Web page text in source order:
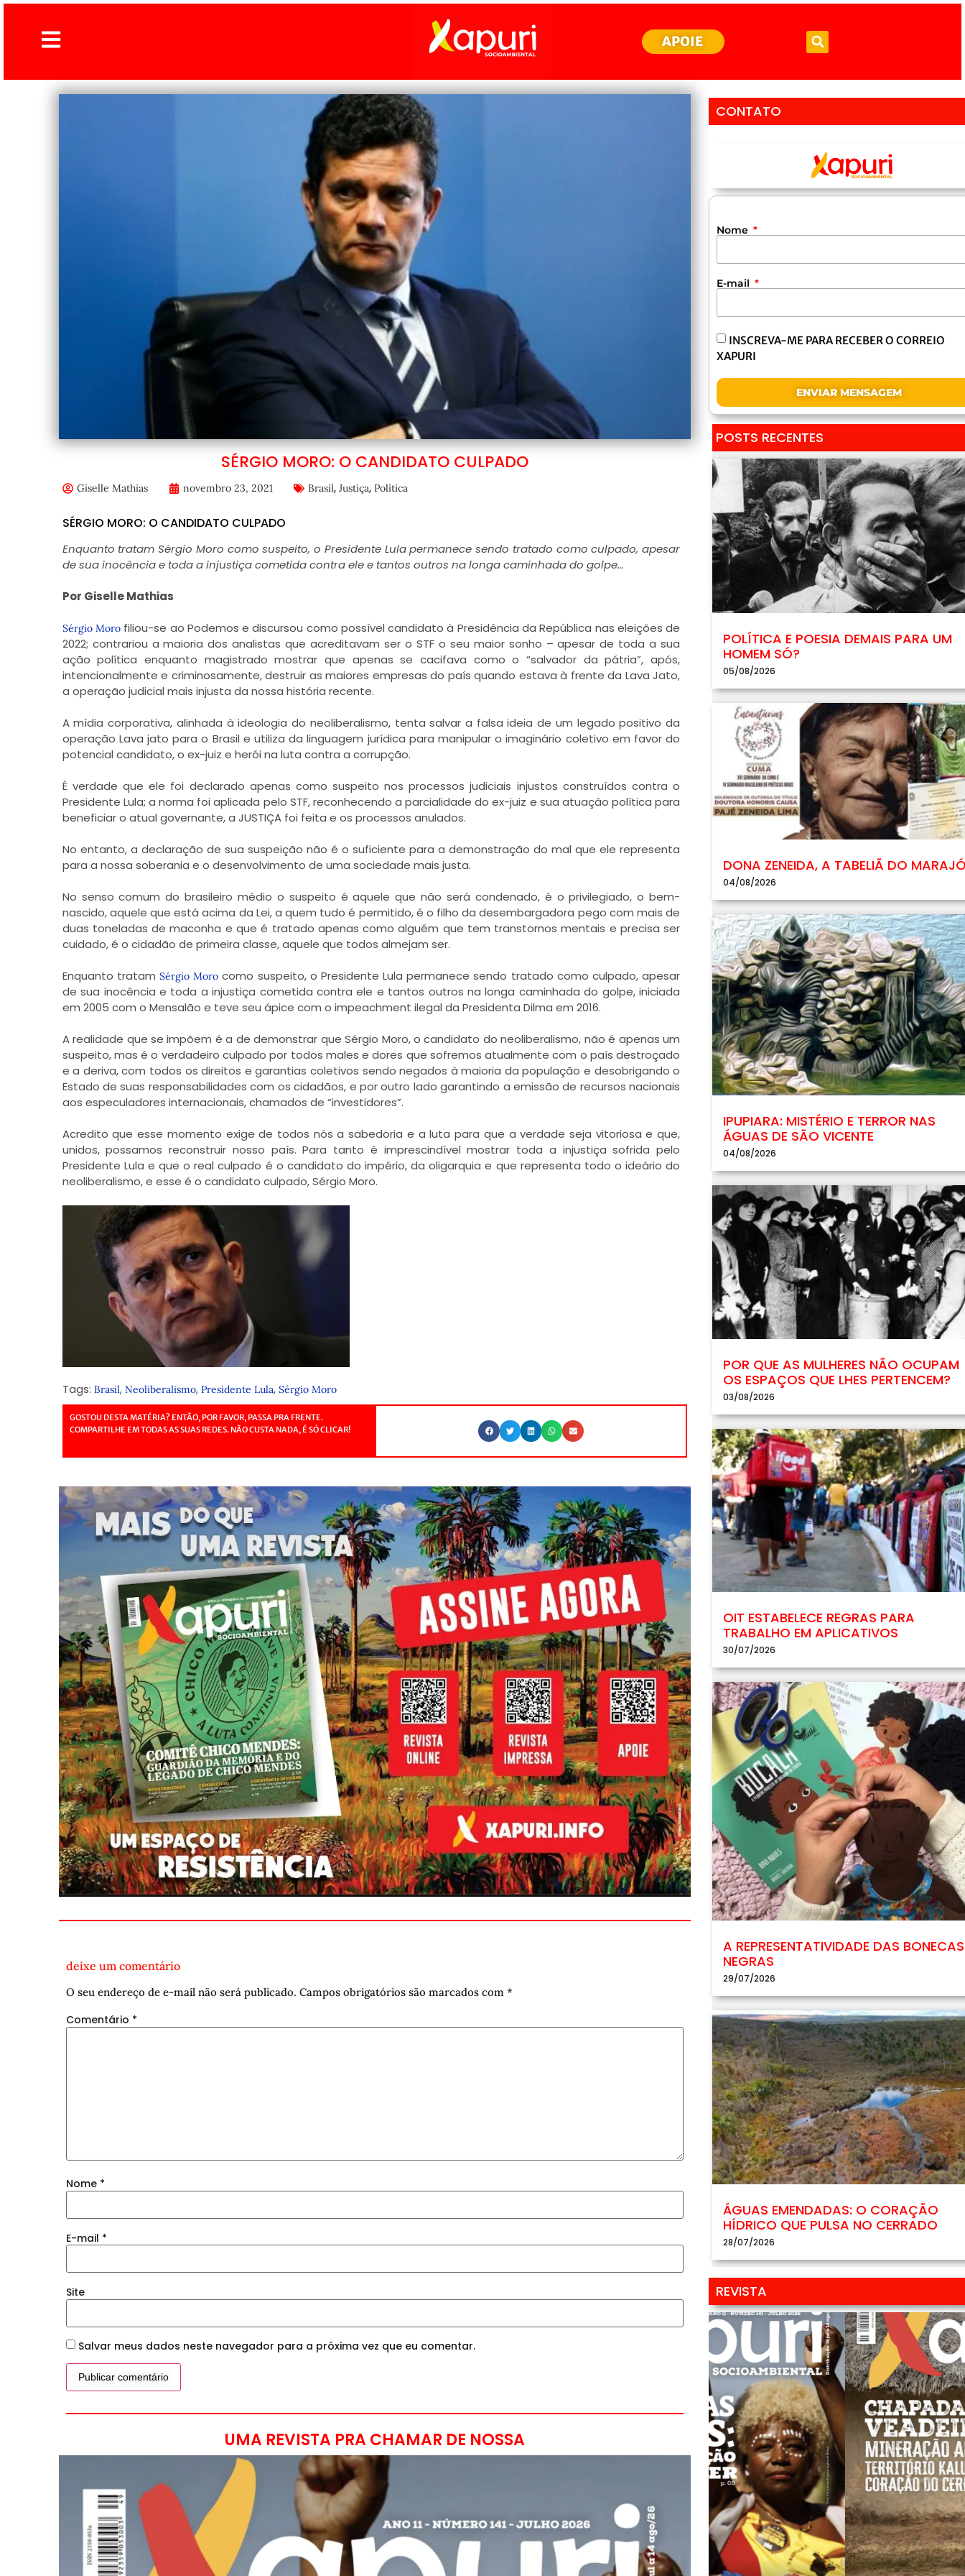
APOIE
SÉRGIO MORO: O CANDIDATO CULPADO
Giselle Mathias novembro 23, 2021 Brasil, Justiça, Política
SÉRGIO MORO: O CANDIDATO CULPADO
Enquanto tratam Sérgio Moro como suspeito, o Presidente Lula permanece sendo tratado como culpado, apesar
de sua inocência e toda a injustiça cometida contra ele e tantos outros na longa caminhada do golpe…
Por Giselle Mathias
Sérgio Morofiliou-se ao Podemos e discursou como possível candidato à Presidência da República nas eleições de
2022; contrariou a maioria dos analistas que acreditavam ser o STF o seu maior sonho – apesar de toda a sua
ação política enquanto magistrado mostrar que apenas se cacifava como o “salvador da pátria”, após,
intencionalmente e criminosamente, destruir as maiores empresas do país quando estava à frente da Lava Jato,
a operação judicial mais injusta da nossa história recente.
A mídia corporativa, alinhada à ideologia do neoliberalismo, tenta salvar a falsa ideia de um legado positivo da
operação Lava jato para o Brasil e utiliza da linguagem jurídica para manipular o imaginário coletivo em favor do
potencial candidato, o ex-juiz e herói na luta contra a corrupção.
É verdade que ele foi declarado apenas como suspeito nos processos judiciais injustos construídos contra o
Presidente Lula; a norma foi aplicada pelo STF, reconhecendo a parcialidade do ex-juiz e sua atuação política para
beneficiar o atual governante, a JUSTIÇA foi feita e os processos anulados.
No entanto, a declaração de sua suspeição não é o suficiente para a demonstração do mal que ele representa
para a nossa soberania e o desenvolvimento de uma sociedade mais justa.
No senso comum do brasileiro médio o suspeito é aquele que não será condenado, é o privilegiado, o bem-
nascido, aquele que está acima da Lei, a quem tudo é permitido, é o filho da desembargadora pego com mais de
duas toneladas de maconha e que é tratado apenas como alguém que tem transtornos mentais e precisa ser
cuidado, é o cidadão de primeira classe, aquele que todos almejam ser.
Enquanto tratamSérgio Moro como suspeito, o Presidente Lula permanece sendo tratado como culpado, apesar
de sua inocência e toda a injustiça cometida contra ele e tantos outros na longa caminhada do golpe, iniciada
em 2005 com o Mensalão e teve seu ápice com o impeachment ilegal da Presidenta Dilma em 2016.
A realidade que se impõem é a de demonstrar que Sérgio Moro, o candidato do neoliberalismo, não é apenas um
suspeito, mas é o verdadeiro culpado por todos males e dores que sofremos atualmente com o país destroçado
e a deriva, com todos os direitos e garantias coletivos sendo negados à maioria da população e desobrigando o
Estado de suas responsabilidades com os cidadãos, e por outro lado garantindo a emissão de recursos nacionais
aos especuladores internacionais, chamados de “investidores”.
Acredito que esse momento exige de todos nós a sabedoria e a luta para que a verdade seja vitoriosa e que,
unidos, possamos reconstruir nosso país. Para tanto é imprescindível mostrar toda a injustiça sofrida pelo
Presidente Lula e que o real culpado é o candidato do império, da oligarquia e que representa todo o ideário do
neoliberalismo, e esse é o candidato culpado, Sérgio Moro.
Tags: Brasil, Neoliberalismo, Presidente Lula, Sérgio Moro
GOSTOU DESTA MATÉRIA? ENTÃO, POR FAVOR, PASSA PRA FRENTE.
COMPARTILHE EM TODAS AS SUAS REDES. NÃO CUSTA NADA, É SÓ CLICAR!
deixe um comentário
O seu endereço de e-mail não será publicado. Campos obrigatórios são marcados com *
Comentário *
Nome *
E-mail *
Site
Salvar meus dados neste navegador para a próxima vez que eu comentar.
UMA REVISTA PRA CHAMAR DE NOSSA
CONTATO
Nome
E-mail
INSCREVA-ME PARA RECEBER O CORREIO
XAPURI
ENVIAR MENSAGEM
POSTS RECENTES
POLÍTICA E POESIA DEMAIS PARA UM
HOMEM SÓ?
05/08/2026
DONA ZENEIDA, A TABELIÃ DO
04/08/2026
IPUPIARA: MISTÉRIO E TERROR NAS
ÁGUAS DE SÃO VICENTE
04/08/2026
POR QUE AS MULHERES NÃO OCUPAM
OS ESPAÇOS QUE LHES PERTENCEM?
03/08/2026
OIT ESTABELECE REGRAS PARA
TRABALHO EM APLICATIVOS
30/07/2026
A REPRESENTATIVIDADE DAS BONECAS
NEGRAS
29/07/2026
ÁGUAS EMENDADAS: O CORAÇÃO
HÍDRICO QUE PULSA NO CERRADO
28/07/2026
REVISTA